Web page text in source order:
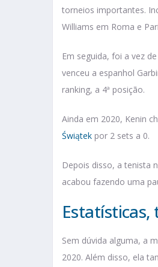
torneios importantes.
Williams em Roma e
Em seguida, foi a vez
venceu a espanhol
ranking, a 4ª posição.
Ainda em 2020, Kenin
Świątek por 2 sets a 0.
Depois disso, a tenista
acabou fazendo uma
Sem dúvida alguma, a
2020. Além disso, ela